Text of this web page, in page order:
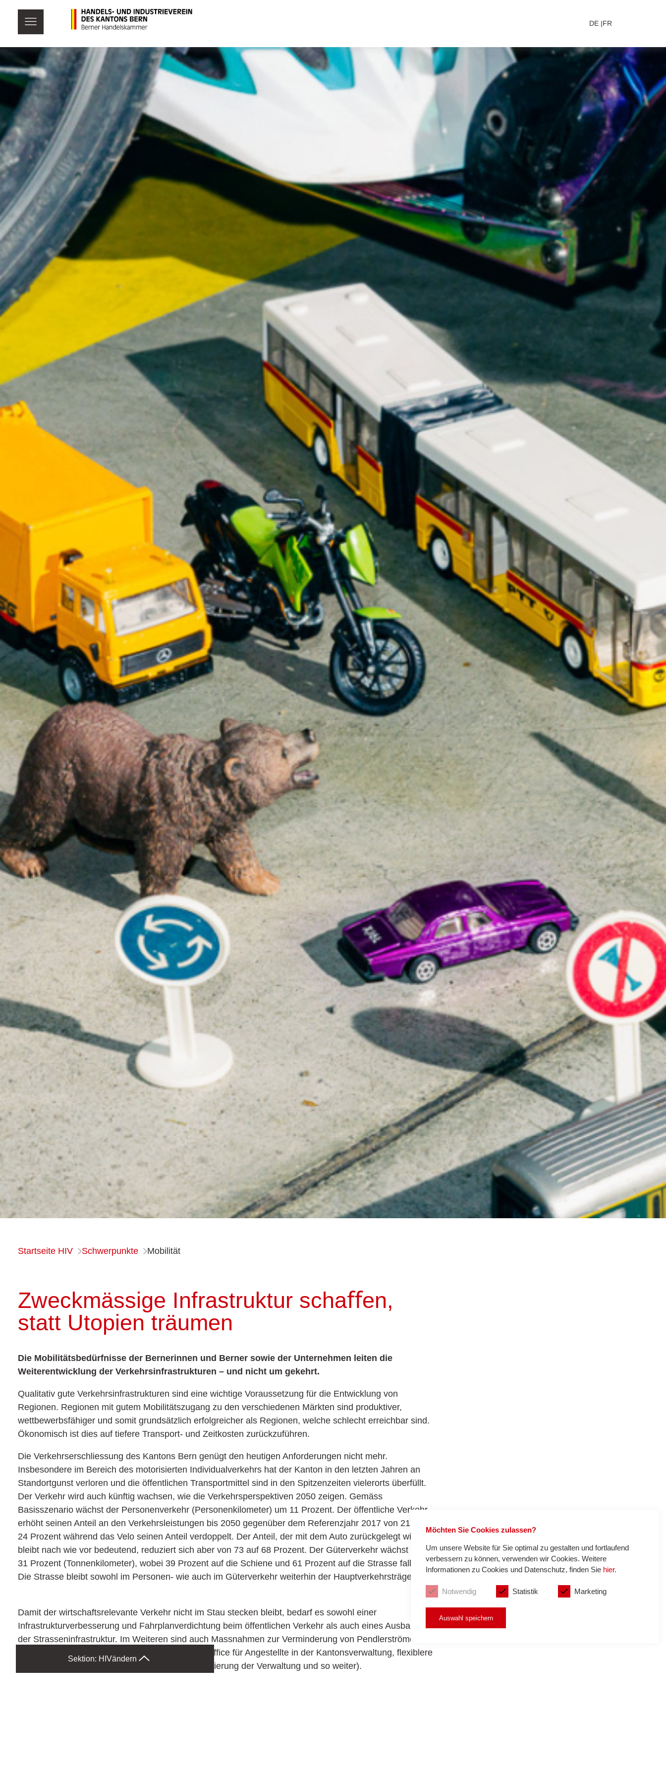
DE FR
Startseite HIV Schwerpunkte Mobilität
Zweckmässige Infrastruktur schaﬀen,
statt Utopien träumen
Die Mobilitätsbedürfnisse der Bernerinnen und Berner sowie der Unternehmen leiten die
Weiterentwicklung der Verkehrsinfrastrukturen – und nicht um­ gekehrt.
Qualitativ gute Verkehrsinfrastrukturen sind eine wichtige Voraussetzung für die Entwicklung von
Regionen. Regionen mit gutem Mobilitätszugang zu den verschiedenen Märkten sind produktiver,
wettbewerbsfähiger und somit grundsätzlich erfolgreicher als Regionen, welche schlecht erreichbar sind.
Ökonomisch ist dies auf tiefere Transport- und Zeitkosten zurückzuführen.
Die Verkehrserschliessung des Kantons Bern genügt den heutigen Anforderungen nicht mehr.
Insbesondere im Bereich des motorisierten Individualverkehrs hat der Kanton in den letzten Jahren an
Standortgunst verloren und die öffentlichen Transportmittel sind in den Spitzenzeiten vielerorts überfüllt.
Der Verkehr wird auch künftig wachsen, wie die Verkehrsperspektiven 2050 zeigen. Gemäss
Basisszenario wächst der Personenverkehr (Personenkilometer) um 11 Prozent. Der öffentliche Verkehr
erhöht seinen Anteil an den Verkehrsleistungen bis 2050 gegenüber dem Referenzjahr 2017 von 21 auf
24 Prozent während das Velo seinen Anteil verdoppelt. Der Anteil, der mit dem Auto zurückgelegt wird,
bleibt nach wie vor bedeutend, reduziert sich aber von 73 auf 68 Prozent. Der Güterverkehr wächst mit
31 Prozent (Tonnenkilometer), wobei 39 Prozent auf die Schiene und 61 Prozent auf die Strasse fallen.
Die Strasse bleibt sowohl im Personen- wie auch im Güterverkehr weiterhin der Hauptverkehrsträger.
Damit der wirtschaftsrelevante Verkehr nicht im Stau stecken bleibt, bedarf es sowohl einer
Infrastrukturverbesserung und Fahrplanverdichtung beim öffentlichen Verkehr als auch eines Ausbaus
der Strasseninfrastruktur. Im Weiteren sind auch Massnahmen zur Verminderung von Pendlerströmen
(Brechen von Verkehrsspitzen) zu treffen (Homeoffice für Angestellte in der Kantonsverwaltung, flexiblere
Arbeitszeitmodelle und Schulbeginne, Dezentralisierung der Verwaltung und so weiter).
Sektion: HIVändern
Möchten Sie Cookies zulassen?
Um unsere Website für Sie optimal zu gestalten und fortlaufend
verbessern zu können, verwenden wir Cookies. Weitere
Informationen zu Cookies und Datenschutz, finden Sie hier.
Notwendig Statistik Marketing
Auswahl speichern